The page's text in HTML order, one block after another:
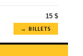
15 $
→ BILLETS